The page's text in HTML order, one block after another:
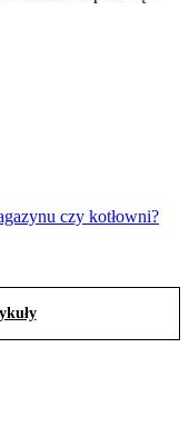
czy kotłowni?